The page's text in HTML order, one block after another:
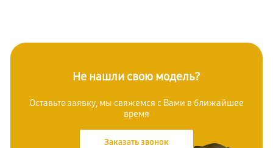
Не нашли свою модель?
Оставьте заявку, мы свяжемся с Вами в ближайшее
время
Заказать звонок